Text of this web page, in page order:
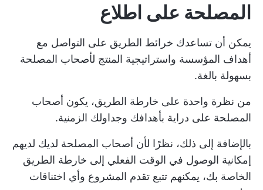
المصلحة على اطلاع
يمكن أن تساعدك خرائط الطريق على التواصل مع
أهداف المؤسسة واستراتيجية المنتج لأصحاب المصلحة
بسهولة بالغة.
من نظرة واحدة على خارطة الطريق، يكون أصحاب
المصلحة على دراية بأهدافك وجداولك الزمنية.
بالإضافة إلى ذلك، نظرًا لأن أصحاب المصلحة لديك لديهم
إمكانية الوصول في الوقت الفعلي إلى خارطة الطريق
الخاصة بك، يمكنهم تتبع تقدم المشروع وأي اختناقات